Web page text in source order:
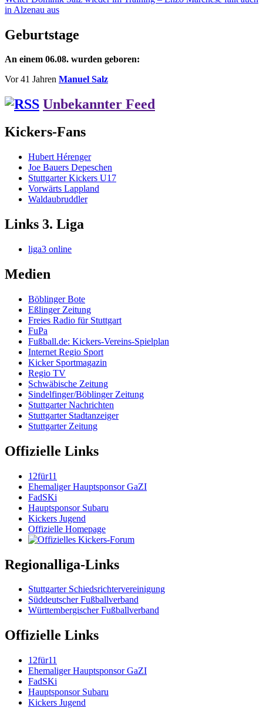
Beitrag:
in Alzenau aus
Geburtstage
An einem 06.08. wurden geboren:
Vor 41 Jahren Manuel Salz
Unbekannter Feed
Kickers-Fans
Hubert Hérenger
Joe Bauers Depeschen
Stuttgarter Kickers U17
Vorwärts Lappland
Waldaubruddler
Links 3. Liga
liga3 online
Medien
Böblinger Bote
Eßlinger Zeitung
Freies Radio für Stuttgart
FuPa
Fußball.de: Kickers-Vereins-Spielplan
Internet Regio Sport
Kicker Sportmagazin
Regio TV
Schwäbische Zeitung
Sindelfinger/Böblinger Zeitung
Stuttgarter Nachrichten
Stuttgarter Stadtanzeiger
Stuttgarter Zeitung
Offizielle Links
12für11
Ehemaliger Hauptsponsor GaZI
FadSKi
Hauptsponsor Subaru
Kickers Jugend
Offizielle Homepage
Regionalliga-Links
Stuttgarter Schiedsrichtervereinigung
Süddeutscher Fußballverband
Württembergischer Fußballverband
Offizielle Links
12für11
Ehemaliger Hauptsponsor GaZI
FadSKi
Hauptsponsor Subaru
Kickers Jugend